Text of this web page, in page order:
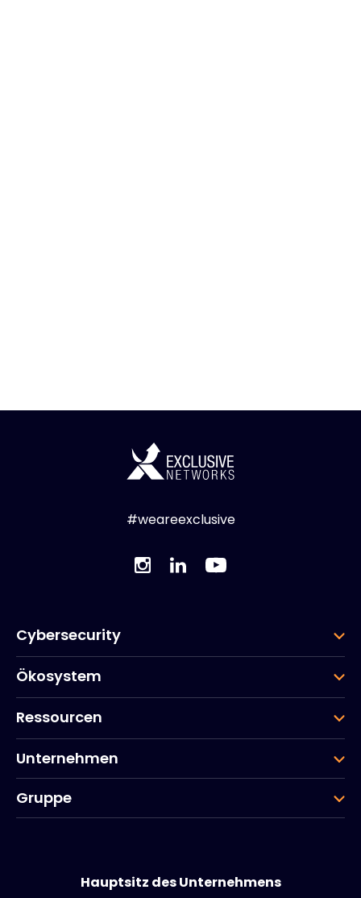
#weareexclusive
Cybersecurity
Ökosystem
Ressourcen
Unternehmen
Gruppe
Hauptsitz des Unternehmens